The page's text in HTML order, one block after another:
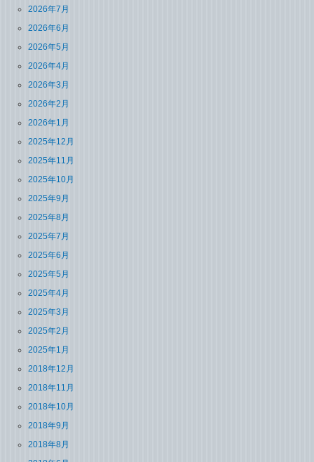
2026年7月
2026年6月
2026年5月
2026年4月
2026年3月
2026年2月
2026年1月
2025年12月
2025年11月
2025年10月
2025年9月
2025年8月
2025年7月
2025年6月
2025年5月
2025年4月
2025年3月
2025年2月
2025年1月
2018年12月
2018年11月
2018年10月
2018年9月
2018年8月